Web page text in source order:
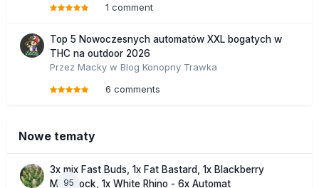
1 comment
Top 5 Nowoczesnych automatów XXL bogatych w
THC na outdoor 2026
Przez Macky w Blog Konopny Trawka
6 comments
Nowe tematy
95
3x mix Fast Buds, 1x Fat Bastard, 1x Blackberry
Moonrock, 1x White Rhino - 6x Automat